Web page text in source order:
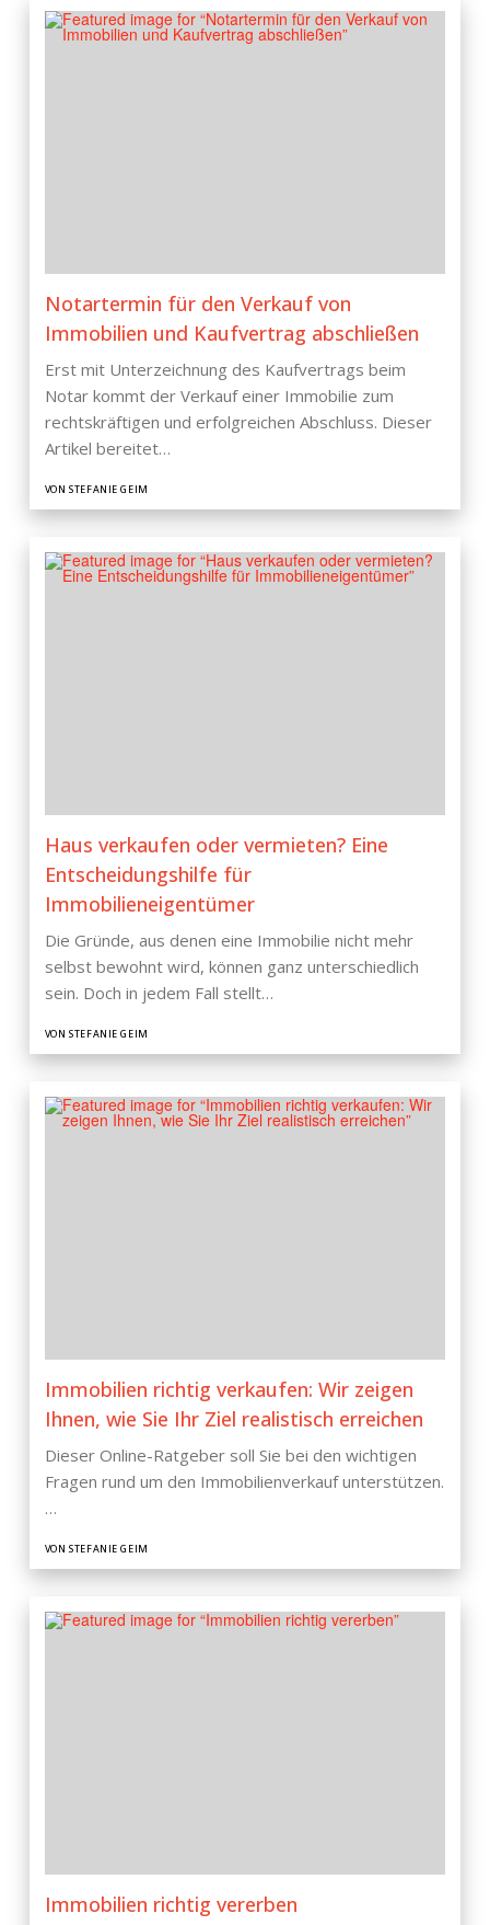
Notartermin für den Verkauf von
Immobilien und Kaufvertrag abschließen
Erst mit Unterzeichnung des Kaufvertrags beim
Notar kommt der Verkauf einer Immobilie zum
rechtskräftigen und erfolgreichen Abschluss. Dieser
Artikel bereitet…
VON STEFANIE GEIM
Haus verkaufen oder vermieten? Eine
Entscheidungshilfe für
Immobilieneigentümer
Die Gründe, aus denen eine Immobilie nicht mehr
selbst bewohnt wird, können ganz unterschiedlich
sein. Doch in jedem Fall stellt…
VON STEFANIE GEIM
Immobilien richtig verkaufen: Wir zeigen
Ihnen, wie Sie Ihr Ziel realistisch erreichen
Dieser Online-Ratgeber soll Sie bei den wichtigen
Fragen rund um den Immobilienverkauf unterstützen.
…
VON STEFANIE GEIM
Immobilien richtig vererben